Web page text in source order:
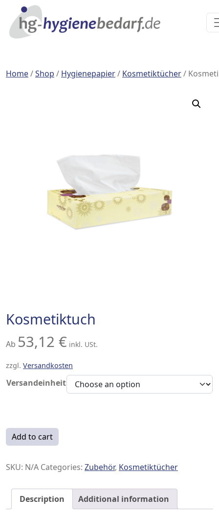
Home/Shop / Hygienepapier/ Kosmetiktücher/
Kosmetiktuch
Ab 53,12 € inkl. USt.
zzgl. Versandkosten
Versandeinheit
Kosmetiktuch quantity
Add to cart
SKU: N/A Categories: Zubehör, Kosmetiktücher
Description Additional information